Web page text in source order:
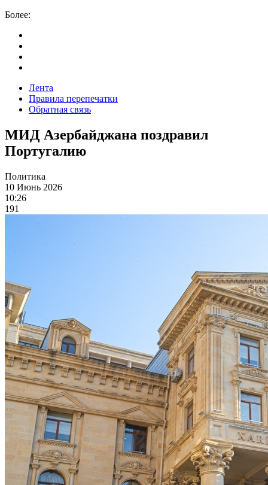
Более:
Лента
Правила перепечатки
Обратная связь
МИД Азербайджана поздравил
Португалию
Политика
10 Июнь 2026
10:26
191